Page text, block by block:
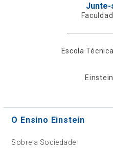
Junte-
Escola Técnica
O Ensino Einstein
Sobre a Sociedade